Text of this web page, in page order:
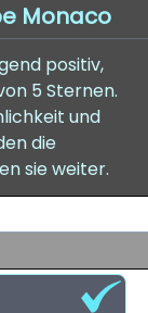
Monaco
positiv,
5 Sternen.
und
die
sie weiter.